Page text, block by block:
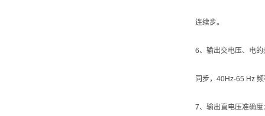
连续步。
6、输出交电压、电
同步，40Hz-65 Hz
7、输出直电压准确